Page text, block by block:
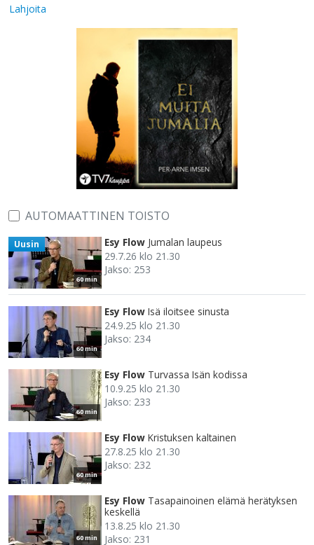
Lahjoita
AUTOMAATTINEN TOISTO
60 min
Uusin Esy Flow Jumalan laupeus
29.7.26 klo 21.30
Jakso: 253
60 min
Esy Flow Isä iloitsee sinusta
24.9.25 klo 21.30
Jakso: 234
60 min
Esy Flow Turvassa Isän kodissa
10.9.25 klo 21.30
Jakso: 233
60 min
Esy Flow Kristuksen kaltainen
27.8.25 klo 21.30
Jakso: 232
60 min
Esy Flow Tasapainoinen elämä herätyksen
keskellä
13.8.25 klo 21.30
Jakso: 231